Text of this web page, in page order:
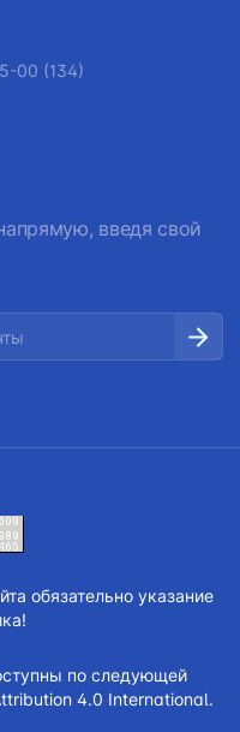
00 (134)
введя свой
обязательно указание
по следующей
4.0 International.